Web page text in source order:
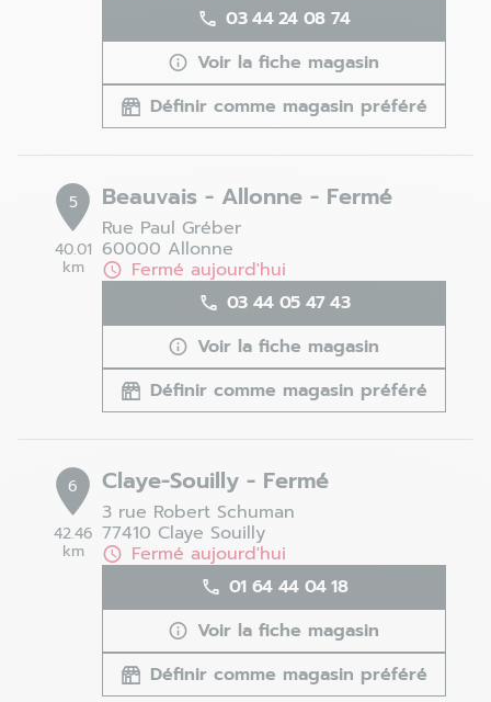
03 44 24 08 74
Voir la fiche magasin
Définir comme magasin préféré
5
40.01
km
Beauvais - Allonne - Fermé
Rue Paul Gréber
60000 Allonne
Fermé aujourd'hui
03 44 05 47 43
Voir la fiche magasin
Définir comme magasin préféré
6
42.46
km
Claye-Souilly - Fermé
3 rue Robert Schuman
77410 Claye Souilly
Fermé aujourd'hui
01 64 44 04 18
Voir la fiche magasin
Définir comme magasin préféré